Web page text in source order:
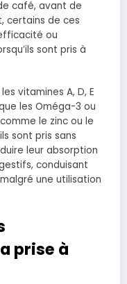
café, avant de
certains de ces
ou
sont pris à
vitamines A, D, E
les Oméga-3 ou
le zinc ou le
sont pris sans
leur absorption
conduisant
une utilisation
prise à